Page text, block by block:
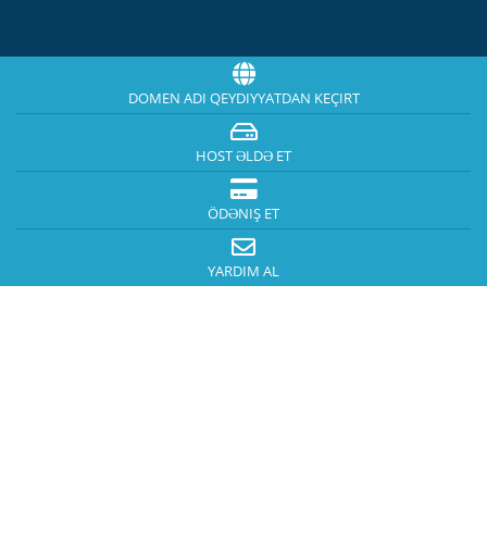
DOMEN ADI QEYDIYYATDAN KEÇIRT
HOST ƏLDƏ ET
ÖDƏNIŞ ET
YARDIM AL